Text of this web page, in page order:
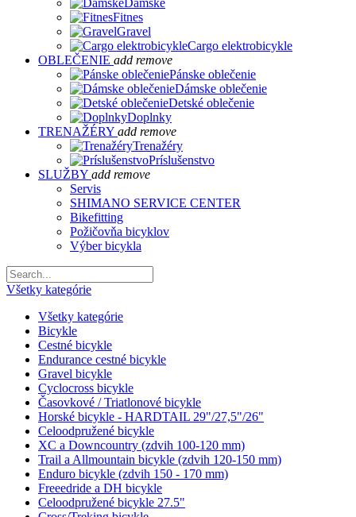
Dámske
Fitnes
Gravel
Cargo elektrobicykle
OBLEČENIE add remove
Pánske oblečenie
Dámske oblečenie
Detské oblečenie
Doplnky
TRENAŽÉRY add remove
Trenažéry
Príslušenstvo
SLUŽBY add remove
Servis
SHIMANO SERVICE CENTER
Bikefitting
Požičovňa bicyklov
Výber bicykla
Všetky kategórie
Všetky kategórie
Bicykle
Cestné bicykle
Endurance cestné bicykle
Gravel bicykle
Cyclocross bicykle
Časovkové / Triatlonové bicykle
Horské bicykle - HARDTAIL 29"/27,5"/26"
Celoodpružené bicykle
XC a Downcountry (zdvih 100-120 mm)
Trail a Allmountain bicykle (zdvih 120-150 mm)
Enduro bicykle (zdvih 150 - 170 mm)
Freeedride a DH bicykle
Celoodpružené bicykle 27.5"